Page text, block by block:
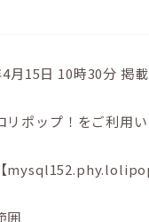
月15日 10時30分 掲
リポップ！をご利用
囲